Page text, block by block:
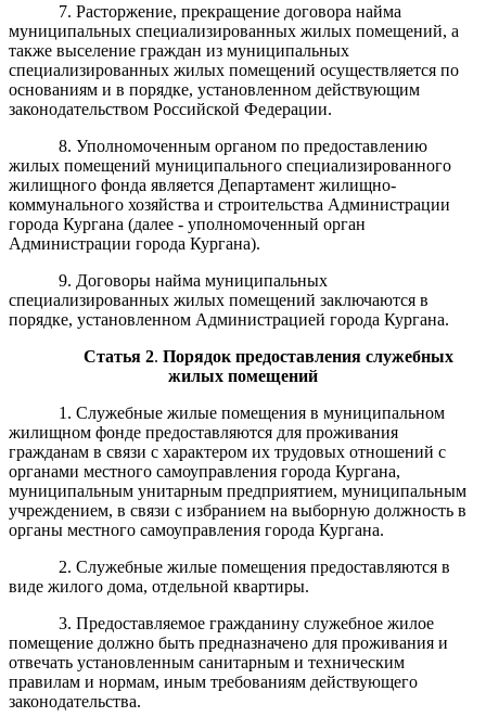
7. Расторжение, прекращение договора найма
муниципальных специализированных жилых помещений, а
также выселение граждан из муниципальных
специализированных жилых помещений осуществляется по
основаниям и в порядке, установленном действующим
законодательством Российской Федерации.
8. Уполномоченным органом по предоставлению
жилых помещений муниципального специализированного
жилищного фонда является Департамент жилищно-
коммунального хозяйства и строительства Администрации
города Кургана (далее - уполномоченный орган
Администрации города Кургана).
9. Договоры найма муниципальных
специализированных жилых помещений заключаются в
порядке, установленном Администрацией города Кургана.
Статья 2. Порядок предоставления служебных
жилых помещений
1. Служебные жилые помещения в муниципальном
жилищном фонде предоставляются для проживания
гражданам в связи с характером их трудовых отношений с
органами местного самоуправления города Кургана,
муниципальным унитарным предприятием, муниципальным
учреждением, в связи с избранием на выборную должность в
органы местного самоуправления города Кургана.
2. Служебные жилые помещения предоставляются в
виде жилого дома, отдельной квартиры.
3. Предоставляемое гражданину служебное жилое
помещение должно быть предназначено для проживания и
отвечать установленным санитарным и техническим
правилам и нормам, иным требованиям действующего
законодательства.